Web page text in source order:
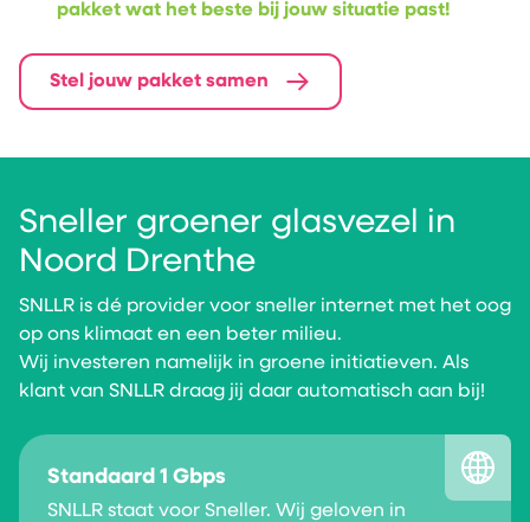
pakket wat het beste bij jouw situatie past!
Stel jouw pakket samen
Sneller groener glasvezel in
Noord Drenthe
SNLLR is dé provider voor sneller internet met het oog
op ons klimaat en een beter milieu.
Wij investeren namelijk in groene initiatieven. Als
klant van SNLLR draag jij daar automatisch aan bij!
Standaard 1 Gbps
SNLLR staat voor Sneller. Wij geloven in